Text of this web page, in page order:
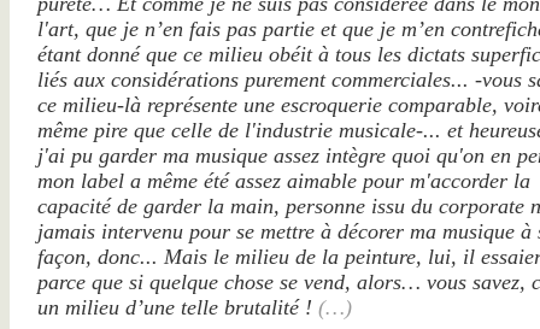
l'art, que je n’en fais pas partie et que je m’en
étant donné que ce milieu obéit à tous les dictats
liés aux considérations purement commerciales... -vous
ce milieu-là représente une escroquerie comparable,
même pire que celle de l'industrie musicale-... et
j'ai pu garder ma musique assez intègre quoi qu'on en
mon label a même été assez aimable pour m'accorder la
capacité de garder la main, personne issu du corporate
jamais intervenu pour se mettre à décorer ma musique à
façon, donc... Mais le milieu de la peinture, lui, il
parce que si quelque chose se vend, alors… vous savez,
un milieu d’une telle brutalité ! (…)